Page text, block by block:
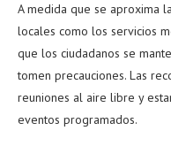
A medida que se aproxima
locales como los servicios
que los ciudadanos se
tomen precauciones. Las
reuniones al aire libre y
eventos programados.